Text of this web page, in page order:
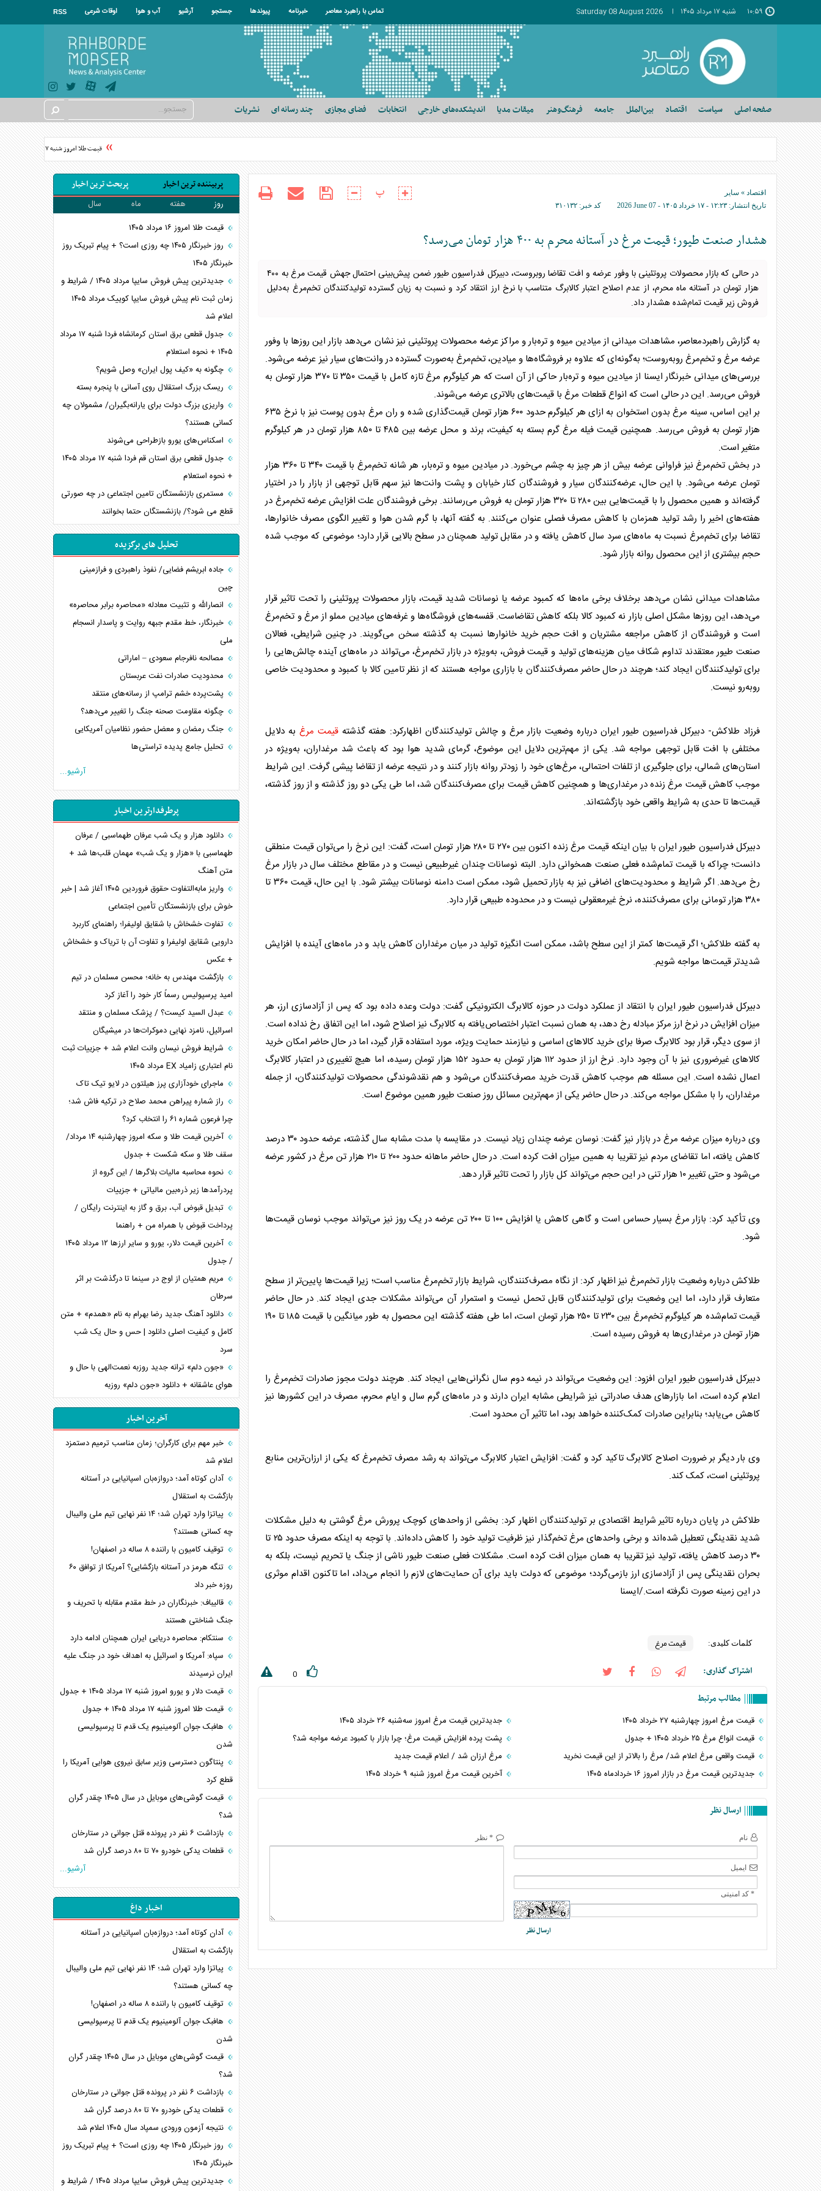
۱۰:۵۹ شنبه ۱۷ مرداد ۱۴۰۵ Saturday 08 August 2026 تماس با راهبرد معاصر خبرنامه پیوندها جستجو آرشیو آب و هوا اوقات شرعی RSS
صفحه اصلی سیاست اقتصاد بین‌الملل جامعه فرهنگ‌وهنر میقات مدیا اندیشکده‌های خارجی انتخابات فضای مجازی چند رسانه ای نشریات
قیمت طلا امروز شنبه ۱۷ مرداد ۱۴۰۵ + جدول
اقتصاد » سایر
تاریخ انتشار: ۱۲:۲۳ - ۱۷ خرداد ۱۴۰۵ - 2026 June 07 کد خبر: ۳۱۰۱۳۲
پ
هشدار صنعت طیور؛ قیمت مرغ در آستانه محرم به ۴۰۰ هزار تومان می‌رسد؟
در حالی که بازار محصولات پروتئینی با وفور عرضه و افت تقاضا روبروست، دبیرکل فدراسیون طیور ضمن پیش‌بینی احتمال جهش قیمت مرغ به ۴۰۰
هزار تومان در آستانه ماه محرم، از عدم اصلاح اعتبار کالابرگ متناسب با نرخ ارز انتقاد کرد و نسبت به زیان گسترده تولیدکنندگان تخم‌مرغ به‌دلیل
فروش زیر قیمت تمام‌شده هشدار داد.
به گزارش راهبردمعاصر، مشاهدات میدانی از میادین میوه و تره‌بار و مراکز عرضه محصولات پروتئینی نیز نشان می‌دهد بازار این روز‌ها با وفور
عرضه مرغ و تخم‌مرغ روبه‌روست؛ به‌گونه‌ای که علاوه بر فروشگاه‌ها و میادین، تخم‌مرغ به‌صورت گسترده در وانت‌های سیار نیز عرضه می‌شود.
بررسی‌های میدانی خبرنگار ایسنا از میادین میوه و تره‌بار حاکی از آن است که هر کیلوگرم مرغ تازه کامل با قیمت ۳۵۰ تا ۳۷۰ هزار تومان به
فروش می‌رسد. این در حالی است که انواع قطعات مرغ با قیمت‌های بالاتری عرضه می‌شوند.
بر این اساس، سینه مرغ بدون استخوان به ازای هر کیلوگرم حدود ۶۰۰ هزار تومان قیمت‌گذاری شده و ران مرغ بدون پوست نیز با نرخ ۶۳۵
هزار تومان به فروش می‌رسد. همچنین قیمت فیله مرغ گرم بسته به کیفیت، برند و محل عرضه بین ۴۸۵ تا ۸۵۰ هزار تومان در هر کیلوگرم
متغیر است.
در بخش تخم‌مرغ نیز فراوانی عرضه بیش از هر چیز به چشم می‌خورد. در میادین میوه و تره‌بار، هر شانه تخم‌مرغ با قیمت ۳۴۰ تا ۳۶۰ هزار
تومان عرضه می‌شود. با این حال، عرضه‌کنندگان سیار و فروشندگان کنار خیابان و پشت وانت‌ها نیز سهم قابل توجهی از بازار را در اختیار
گرفته‌اند و همین محصول را با قیمت‌هایی بین ۲۸۰ تا ۳۲۰ هزار تومان به فروش می‌رسانند. برخی فروشندگان علت افزایش عرضه تخم‌مرغ در
هفته‌های اخیر را رشد تولید همزمان با کاهش مصرف فصلی عنوان می‌کنند. به گفته آنها، با گرم شدن هوا و تغییر الگوی مصرف خانوارها،
تقاضا برای تخم‌مرغ نسبت به ماه‌های سرد سال کاهش یافته و در مقابل تولید همچنان در سطح بالایی قرار دارد؛ موضوعی که موجب شده
حجم بیشتری از این محصول روانه بازار شود.
مشاهدات میدانی نشان می‌دهد برخلاف برخی ماه‌ها که کمبود عرضه یا نوسانات شدید قیمت، بازار محصولات پروتئینی را تحت تاثیر قرار
می‌دهد، این روز‌ها مشکل اصلی بازار نه کمبود کالا بلکه کاهش تقاضاست. قفسه‌های فروشگاه‌ها و غرفه‌های میادین مملو از مرغ و تخم‌مرغ
است و فروشندگان از کاهش مراجعه مشتریان و افت حجم خرید خانوار‌ها نسبت به گذشته سخن می‌گویند. در چنین شرایطی، فعالان
صنعت طیور معتقدند تداوم شکاف میان هزینه‌های تولید و قیمت فروش، به‌ویژه در بازار تخم‌مرغ، می‌تواند در ماه‌های آینده چالش‌هایی را
برای تولیدکنندگان ایجاد کند؛ هرچند در حال حاضر مصرف‌کنندگان با بازاری مواجه هستند که از نظر تامین کالا با کمبود و محدودیت خاصی
روبه‌رو نیست.
فرزاد طلاکش- دبیرکل فدراسیون طیور ایران درباره وضعیت بازار مرغ و چالش تولیدکنندگان اظهارکرد: هفته گذشتهقیمت مرغ به دلایل
مختلفی با افت قابل توجهی مواجه شد. یکی از مهم‌ترین دلایل این موضوع، گرمای شدید هوا بود که باعث شد مرغداران، به‌ویژه در
استان‌های شمالی، برای جلوگیری از تلفات احتمالی، مرغ‌های خود را زودتر روانه بازار کنند و در نتیجه عرضه از تقاضا پیشی گرفت. این شرایط
موجب کاهشقیمت مرغزنده در مرغداری‌ها و همچنین کاهش قیمت برای مصرف‌کنندگان شد، اما طی یکی دو روز گذشته و از روز گذشته،
قیمت‌ها تا حدی به شرایط واقعی خود بازگشته‌اند.
دبیرکل فدراسیون طیور ایران با بیان اینکهقیمت مرغ
زنده اکنون بین ۲۷۰ تا ۲۸۰ هزار تومان است، گفت: این نرخ را می‌توان قیمت منطقی
دانست؛ چراکه با قیمت تمام‌شده فعلی صنعت همخوانی دارد. البته نوسانات چندان غیرطبیعی نیست و در مقاطع مختلف سال در بازار مرغ
رخ می‌دهد. اگر شرایط و محدودیت‌های اضافی نیز به بازار تحمیل شود، ممکن است دامنه نوسانات بیشتر شود. با این حال، قیمت ۳۶۰ تا
۳۸۰ هزار تومانی برای مصرف‌کننده، نرخ غیرمعقولی نیست و در محدوده طبیعی قرار دارد.
به گفته طلاکش؛ اگر قیمت‌ها کمتر از این سطح باشد، ممکن است انگیزه تولید در میان مرغداران کاهش یابد و در ماه‌های آینده با افزایش
شدیدتر قیمت‌ها مواجه شویم.
دبیرکل فدراسیون طیور ایران با انتقاد از عملکرد دولت در حوزه کالابرگ الکترونیکی گفت: دولت وعده داده بود که پس از آزادسازی ارز، هر
میزان افزایش در نرخ ارز مرکز مبادله رخ دهد، به همان نسبت اعتبار اختصاص‌یافته به کالابرگ نیز اصلاح شود، اما این اتفاق رخ نداده است.
از سوی دیگر، قرار بود کالابرگ صرفا برای خرید کالا‌های اساسی و نیازمند حمایت ویژه، مورد استفاده قرار گیرد، اما در حال حاضر امکان خرید
کالا‌های غیرضروری نیز با آن وجود دارد. نرخ ارز از حدود ۱۱۲ هزار تومان به حدود ۱۵۲ هزار تومان رسیده، اما هیچ تغییری در اعتبار کالابرگ
اعمال نشده است. این مسئله هم موجب کاهش قدرت خرید مصرف‌کنندگان می‌شود و هم نقدشوندگی محصولات تولیدکنندگان، از جمله
مرغداران، را با مشکل مواجه می‌کند. در حال حاضر یکی از مهم‌ترین مسائل روز صنعت طیور همین موضوع است.
وی درباره میزان عرضه مرغ در بازار نیز گفت: نوسان عرضه چندان زیاد نیست. در مقایسه با مدت مشابه سال گذشته، عرضه حدود ۳۰ درصد
کاهش یافته، اما تقاضای مردم نیز تقریبا به همین میزان افت کرده است. در حال حاضر ماهانه حدود ۲۰۰ تا ۲۱۰ هزار تن مرغ در کشور عرضه
می‌شود و حتی تغییر ۱۰ هزار تنی در این حجم می‌تواند کل بازار را تحت تاثیر قرار دهد.
وی تأکید کرد: بازار مرغ بسیار حساس است و گاهی کاهش یا افزایش ۱۰۰ تا ۲۰۰ تن عرضه در یک روز نیز می‌تواند موجب نوسان قیمت‌ها
شود.
طلاکش درباره وضعیت بازار تخم‌مرغ نیز اظهار کرد: از نگاه مصرف‌کنندگان، شرایط بازار تخم‌مرغ مناسب است؛ زیرا قیمت‌ها پایین‌تر از سطح
متعارف قرار دارد، اما این وضعیت برای تولیدکنندگان قابل تحمل نیست و استمرار آن می‌تواند مشکلات جدی ایجاد کند. در حال حاضر
قیمت تمام‌شده هر کیلوگرم تخم‌مرغ بین ۲۳۰ تا ۲۵۰ هزار تومان است، اما طی هفته گذشته این محصول به طور میانگین با قیمت ۱۸۵ تا ۱۹۰
هزار تومان در مرغداری‌ها به فروش رسیده است.
دبیرکل فدراسیون طیور ایران افزود: این وضعیت می‌تواند در نیمه دوم سال نگرانی‌هایی ایجاد کند. هرچند دولت مجوز صادرات تخم‌مرغ را
اعلام کرده است، اما بازار‌های هدف صادراتی نیز شرایطی مشابه ایران دارند و در ماه‌های گرم سال و ایام محرم، مصرف در این کشور‌ها نیز
کاهش می‌یابد؛ بنابراین صادرات کمک‌کننده خواهد بود، اما تاثیر آن محدود است.
وی بار دیگر بر ضرورت اصلاح کالابرگ تاکید کرد و گفت: افزایش اعتبار کالابرگ می‌تواند به رشد مصرف تخم‌مرغ که یکی از ارزان‌ترین منابع
پروتئینی است، کمک کند.
طلاکش در پایان درباره تاثیر شرایط اقتصادی بر تولیدکنندگان اظهار کرد: بخشی از واحد‌های کوچک پرورش مرغ گوشتی به دلیل مشکلات
شدید نقدینگی تعطیل شده‌اند و برخی واحد‌های مرغ تخم‌گذار نیز ظرفیت تولید خود را کاهش داده‌اند. با توجه به اینکه مصرف حدود ۲۵ تا
۳۰ درصد کاهش یافته، تولید نیز تقریبا به همان میزان افت کرده است. مشکلات فعلی صنعت طیور ناشی از جنگ یا تحریم نیست، بلکه به
بحران نقدینگی پس از آزادسازی ارز بازمی‌گردد؛ موضوعی که دولت باید برای آن حمایت‌های لازم را انجام می‌داد، اما تاکنون اقدام موثری
در این زمینه صورت نگرفته است./ایسنا
کلمات کلیدی: قیمت مرغ
اشتراک گذاری: 0
مطالب مرتبط
قیمت مرغ امروز چهارشنبه ۲۷ خرداد ۱۴۰۵
جدیدترین قیمت مرغ امروز سه‌شنبه ۲۶ خرداد ۱۴۰۵
قیمت انواع مرغ ۲۵ خرداد ۱۴۰۵ + جدول
پشت پرده افزایش قیمت مرغ؛ چرا بازار با کمبود عرضه مواجه شد؟
قیمت واقعی مرغ اعلام شد/ مرغ را بالاتر از این قیمت نخرید
مرغ ارزان شد / اعلام قیمت جدید
جدیدترین قیمت مرغ در بازار امروز ۱۶ خردادماه ۱۴۰۵
آخرین قیمت مرغ امروز شنبه ۹ خرداد ۱۴۰۵
ارسال نظر
نام
ایمیل
* کد امنیتی
* نظر
پربیننده ترین اخبار پربحث ترین اخبار
روز هفته ماه
سال
قیمت طلا امروز ۱۶ مرداد ۱۴۰۵
روز خبرنگار ۱۴۰۵ چه روزی است؟ + پیام تبریک روز
خبرنگار ۱۴۰۵
جدیدترین پیش فروش سایپا مرداد ۱۴۰۵ / شرایط و
زمان ثبت نام پیش فروش سایپا کوییک مرداد ۱۴۰۵
اعلام شد
جدول قطعی برق استان کرمانشاه فردا شنبه ۱۷ مرداد
۱۴۰۵ + نحوه استعلام
چگونه به «کیف پول ایران» وصل شویم؟
ریسک بزرگ استقلال روی آسانی با پنجره بسته
واریزی بزرگ دولت برای یارانه‌بگیران/ مشمولان چه
کسانی هستند؟
اسکناس‌های یورو بازطراحی می‌شوند
جدول قطعی برق استان قم فردا شنبه ۱۷ مرداد ۱۴۰۵
+ نحوه استعلام
مستمری بازنشستگان تامین اجتماعی در چه صورتی
قطع می شود؟/ بازنشستگان حتما بخوانند
تحلیل های برگزیده
جاده ابریشم فضایی/ نفوذ راهبردی و فرازمینی
چین
انصارالله و تثبیت معادله «محاصره برابر محاصره»
خبرنگار، خط مقدم جبهه روایت و پاسدار انسجام
ملی
مصالحه نافرجام سعودی – اماراتی
محدودیت صادرات نفت عربستان
پشت‌پرده خشم ترامپ از رسانه‌های منتقد
چگونه مقاومت صحنه جنگ را تغییر می‌دهد؟
جنگ رمضان و معضل حضور نظامیان آمریکایی
تحلیل جامع پدیده تراستی‌ها
غرب
اربعین، کابوس مشترک تل‌آویو-واشنگتن
برنامه هفتم توسعه در نقطه کور سیاستگذاری
کنوانسیون دریای خزر در راستای منافع ملی است؟
اوکراین بازوی مخرب آمریکا در غرب آسیا
اهمیت راهبردی اردن برای آمریکا
پیام، ظرفیت بالفعل‌نشده تجارت ایران
همسویی عربستان با سنتکام علیه متحدان ایران
ترامپ و توهم خلع سلاح حماس
چرا کویت به دنبال شریک امنیتی جدید است؟
آرشیو...
پرطرفدارترین اخبار
دانلود هزار و یک شب عرفان طهماسبی / عرفان
طهماسبی با «هزار و یک شب» مهمان قلب‌ها شد +
متن آهنگ
واریز مابه‌التفاوت حقوق فروردین ۱۴۰۵ آغاز شد | خبر
خوش برای بازنشستگان تأمین اجتماعی
تفاوت خشخاش با شقایق اولیفرا؛ راهنمای کاربرد
دارویی شقایق اولیفرا و تفاوت آن با تریاک و خشخاش
+ عکس
بازگشت مهندس به خانه؛ محسن مسلمان در تیم
امید پرسپولیس رسماً کار خود را آغاز کرد
عبدل السید کیست؟ / پزشک مسلمان و منتقد
اسرائیل، نامزد نهایی دموکرات‌ها در میشیگان
شرایط فروش نیسان وانت اعلام شد + جزییات ثبت
نام اعتباری زامیاد EX مرداد ۱۴۰۵
ماجرای خودآزاری پرز هیلتون در لایو تیک تاک
راز شماره پیراهن محمد صلاح در ترکیه فاش شد؛
چرا فرعون شماره ۶۱ را انتخاب کرد؟
آخرین قیمت طلا و سکه امروز چهارشنبه ۱۴ مرداد/
سقف طلا و سکه شکست + جدول
نحوه محاسبه مالیات بلاگر‌ها / این گروه از
پردرآمد‌ها زیر ذره‌بین مالیاتی + جزییات
تبدیل قبوض آب، برق و گاز به اینترنت رایگان /
پرداخت قبوض با همراه من + راهنما
آخرین قیمت دلار، یورو و سایر ارز‌ها ۱۲ مرداد ۱۴۰۵
/ جدول
مریم همتیان از اوج در سینما تا درگذشت بر اثر
سرطان
دانلود آهنگ جدید رضا بهرام به نام «همدم» + متن
کامل و کیفیت اصلی دانلود | حس و حال یک شب
سرد
«جون دلم» ترانه جدید روزبه نعمت‌الهی با حال و
هوای عاشقانه + دانلود «جون دلم» روزبه
آخرین اخبار
خبر مهم برای کارگران؛ زمان مناسب ترمیم دستمزد
اعلام شد
آدان کوتاه آمد؛ دروازه‌بان اسپانیایی در آستانه
بازگشت به استقلال
پیاتزا وارد تهران شد؛ ۱۴ نفر نهایی تیم ملی والیبال
چه کسانی هستند؟
توقیف کامیون با راننده ۸ ساله در اصفهان!
تنگه هرمز در آستانه بازگشایی؟ آمریکا از توافق ۶۰
روزه خبر داد
قالیباف: خبرنگاران در خط مقدم مقابله با تحریف و
جنگ شناختی هستند
سنتکام: محاصره دریایی ایران همچنان ادامه دارد
سپاه: آمریکا و اسرائیل به اهداف خود در جنگ علیه
ایران نرسیدند
قیمت دلار و یورو امروز شنبه ۱۷ مرداد ۱۴۰۵ + جدول
قیمت طلا امروز شنبه ۱۷ مرداد ۱۴۰۵ + جدول
هافبک جوان آلومینیوم یک قدم تا پرسپولیسی
شدن
پنتاگون دسترسی وزیر سابق نیروی هوایی آمریکا را
قطع کرد
قیمت گوشی‌های موبایل در سال ۱۴۰۵ چقدر گران
شد؟
بازداشت ۶ نفر در پرونده قتل جوانی در ستارخان
قطعات یدکی خودرو ۷۰ تا ۸۰ درصد گران شد
آرشیو...
اخبار داغ
آدان کوتاه آمد؛ دروازه‌بان اسپانیایی در آستانه
بازگشت به استقلال
پیاتزا وارد تهران شد؛ ۱۴ نفر نهایی تیم ملی والیبال
چه کسانی هستند؟
توقیف کامیون با راننده ۸ ساله در اصفهان!
هافبک جوان آلومینیوم یک قدم تا پرسپولیسی
شدن
قیمت گوشی‌های موبایل در سال ۱۴۰۵ چقدر گران
شد؟
بازداشت ۶ نفر در پرونده قتل جوانی در ستارخان
قطعات یدکی خودرو ۷۰ تا ۸۰ درصد گران شد
نتیجه آزمون ورودی سمپاد سال ۱۴۰۵ اعلام شد
روز خبرنگار ۱۴۰۵ چه روزی است؟ + پیام تبریک روز
خبرنگار ۱۴۰۵
جدیدترین پیش فروش سایپا مرداد ۱۴۰۵ / شرایط و